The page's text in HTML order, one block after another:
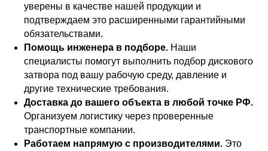
уверены в качестве нашей продукции и
подтверждаем это расширенными гарантийными
обязательствами.
Помощь инженера в подборе. Наши
специалисты помогут выполнить подбор дискового
затвора под вашу рабочую среду, давление и
другие технические требования.
Доставка до вашего объекта в любой точке РФ.
Организуем логистику через проверенные
транспортные компании.
Работаем напрямую с производителями. Это